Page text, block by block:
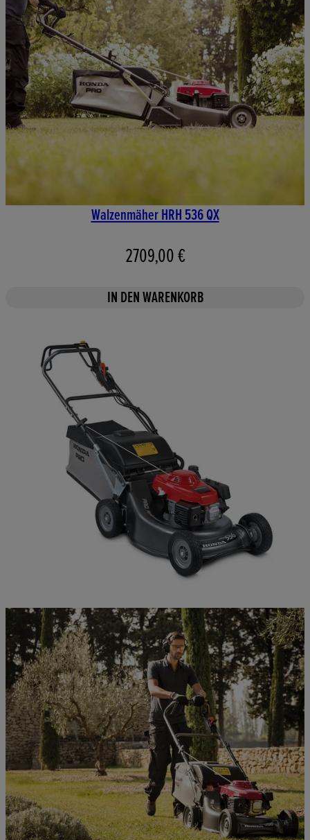
Walzenmäher HRH 536 QX
2709,00 €
IN DEN WARENKORB